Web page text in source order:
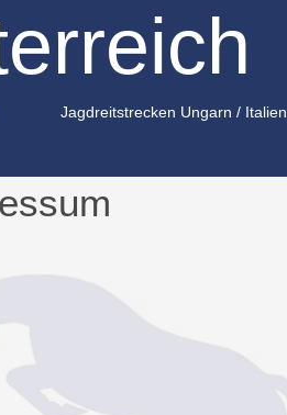
Jagdreitstrecken Ungarn / Italien